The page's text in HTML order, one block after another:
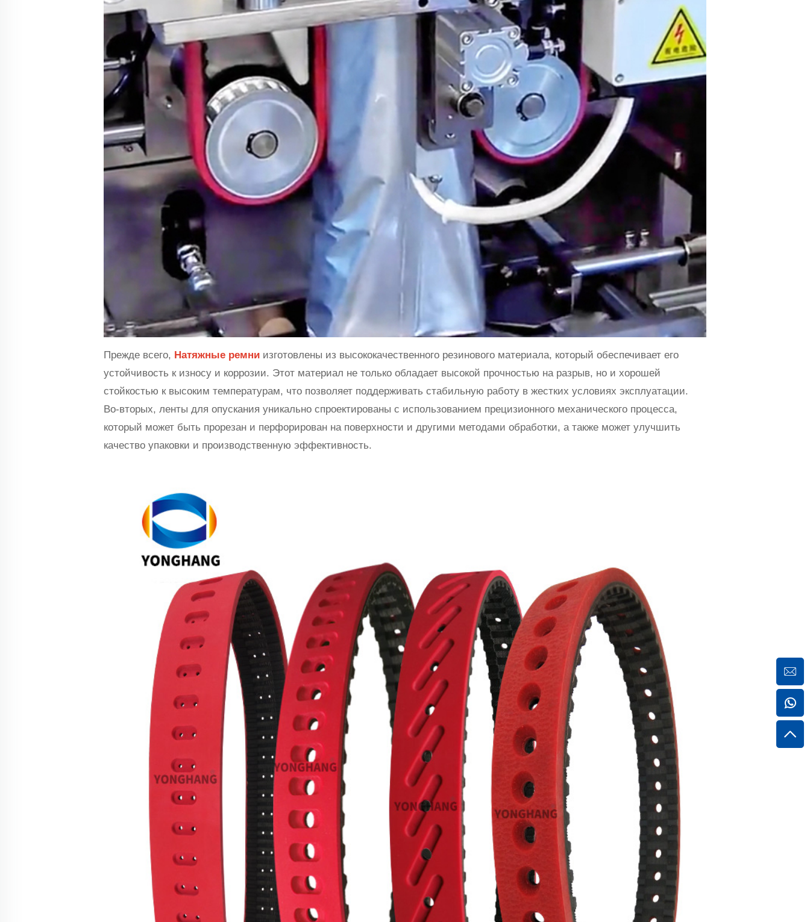
Прежде всего, Натяжные ремни изготовлены из высококачественного резинового материала, который обеспечивает его
устойчивость к износу и коррозии. Этот материал не только обладает высокой прочностью на разрыв, но и хорошей
стойкостью к высоким температурам, что позволяет поддерживать стабильную работу в жестких условиях эксплуатации.
Во-вторых, ленты для опускания уникально спроектированы с использованием прецизионного механического процесса,
который может быть прорезан и перфорирован на поверхности и другими методами обработки, а также может улучшить
качество упаковки и производственную эффективность.